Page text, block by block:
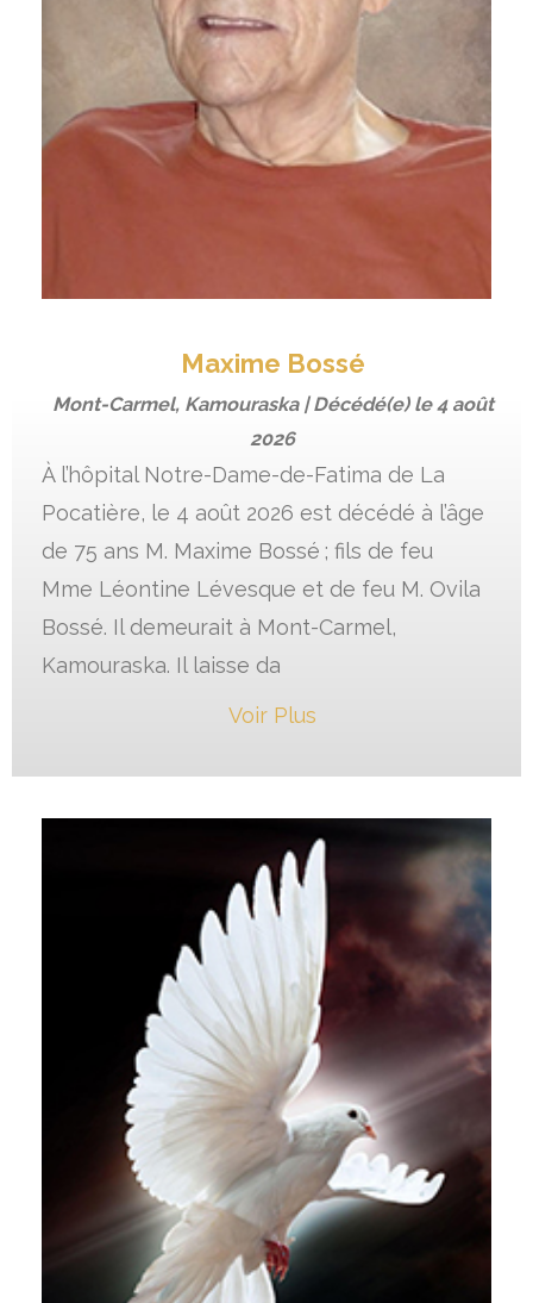
Maxime Bossé
Mont-Carmel, Kamouraska | Décédé(e) le4 août
2026
À l’hôpital Notre-Dame-de-Fatima de La
Pocatière, le 4 août 2026 est décédé à l’âge
de 75 ans M. Maxime Bossé ; fils de feu
Mme Léontine Lévesque et de feu M. Ovila
Bossé. Il demeurait à Mont-Carmel,
Kamouraska. Il laisse da
Voir Plus